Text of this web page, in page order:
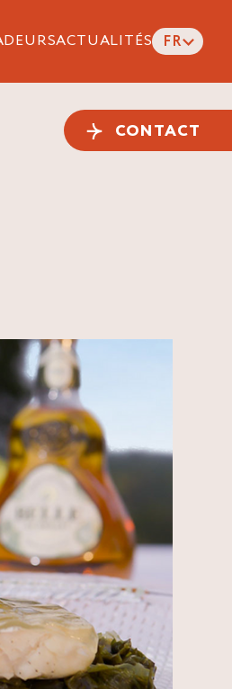
ACTUALITÉS FR
CONTACT